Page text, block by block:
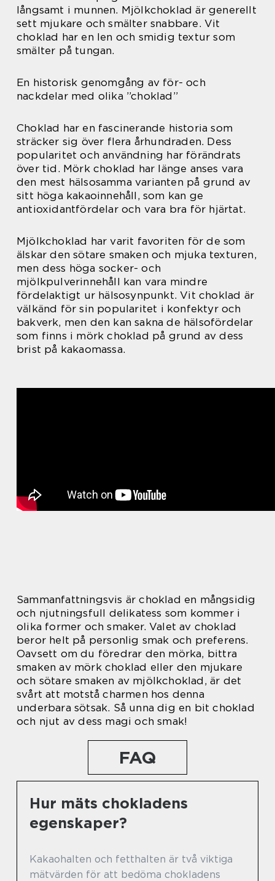
långsamt i munnen. Mjölkchoklad är generellt
sett mjukare och smälter snabbare. Vit
choklad har en len och smidig textur som
smälter på tungan.
En historisk genomgång av för- och
nackdelar med olika ”choklad”
Choklad har en fascinerande historia som
sträcker sig över flera århundraden. Dess
popularitet och användning har förändrats
över tid. Mörk choklad har länge anses vara
den mest hälsosamma varianten på grund av
sitt höga kakaoinnehåll, som kan ge
antioxidantfördelar och vara bra för hjärtat.
Mjölkchoklad har varit favoriten för de som
älskar den sötare smaken och mjuka texturen,
men dess höga socker- och
mjölkpulverinnehåll kan vara mindre
fördelaktigt ur hälsosynpunkt. Vit choklad är
välkänd för sin popularitet i konfektyr och
bakverk, men den kan sakna de hälsofördelar
som finns i mörk choklad på grund av dess
brist på kakaomassa.
Sammanfattningsvis är choklad en mångsidig
och njutningsfull delikatess som kommer i
olika former och smaker. Valet av choklad
beror helt på personlig smak och preferens.
Oavsett om du föredrar den mörka, bittra
smaken av mörk choklad eller den mjukare
och sötare smaken av mjölkchoklad, är det
svårt att motstå charmen hos denna
underbara sötsak. Så unna dig en bit choklad
och njut av dess magi och smak!
FAQ
Hur mäts chokladens
egenskaper?
Kakaohalten och fetthalten är två viktiga
mätvärden för att bedöma chokladens